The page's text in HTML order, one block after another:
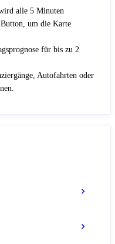
alle 5 Minuten
um die Karte
für bis zu 2
Autofahrten oder